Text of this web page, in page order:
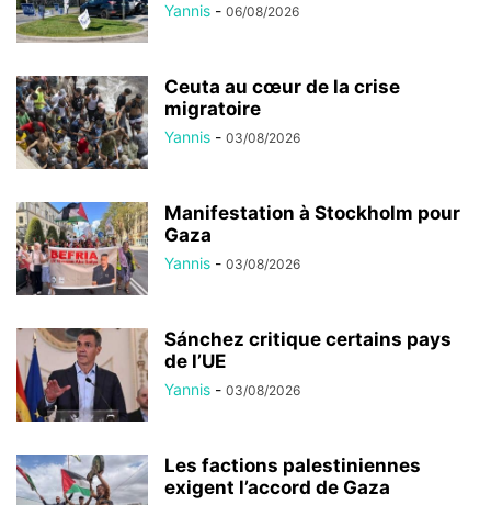
Yannis - 06/08/2026
Ceuta au cœur de la crise
migratoire
Yannis - 03/08/2026
Manifestation à Stockholm pour
Gaza
Yannis - 03/08/2026
Sánchez critique certains pays
de l’UE
Yannis - 03/08/2026
Les factions palestiniennes
exigent l’accord de Gaza